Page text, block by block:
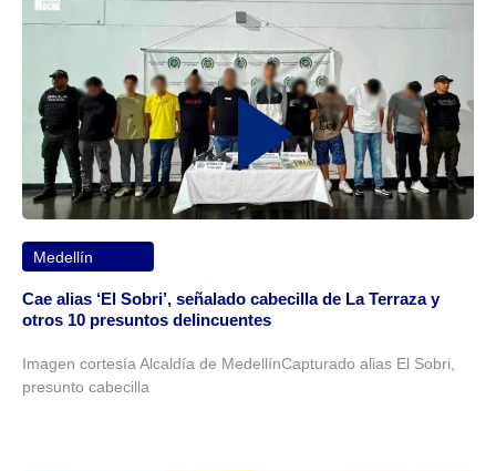
Medellín
Cae alias ‘El Sobri’, señalado cabecilla de La Terraza y
otros 10 presuntos delincuentes
Imagen cortesía Alcaldía de MedellínCapturado alias El Sobri,
presunto cabecilla